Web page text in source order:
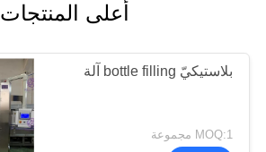
أعلى المنتجات
بلاستيكيّ bottle filling آلة
MOQ:1 مجموعة